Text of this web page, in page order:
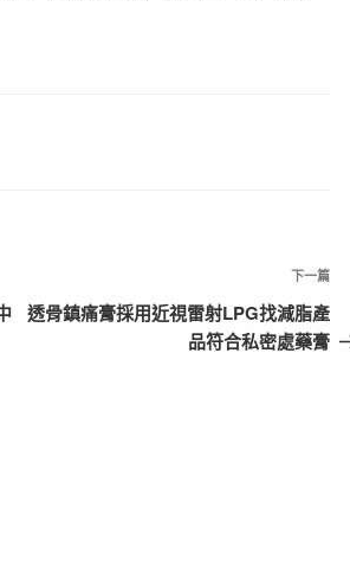
下
一
篇
下一篇
透骨鎮痛膏採用近視雷射LPG找減脂產
品符合私密處藥膏